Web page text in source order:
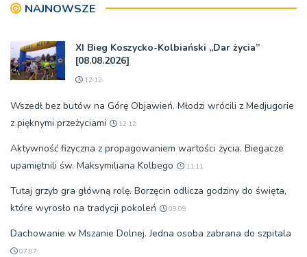
NAJNOWSZE
XI Bieg Koszycko-Kolbiański „Dar życia”
[08.08.2026]
12:12
Wszedł bez butów na Górę Objawień. Młodzi wrócili z Medjugorie
z pięknymi przeżyciami
12:12
Aktywność fizyczna z propagowaniem wartości życia. Biegacze
upamiętnili św. Maksymiliana Kolbego
11:11
Tutaj grzyb gra główną rolę. Borzęcin odlicza godziny do święta,
które wyrosło na tradycji pokoleń
09:09
Dachowanie w Mszanie Dolnej. Jedna osoba zabrana do szpitala
07:07